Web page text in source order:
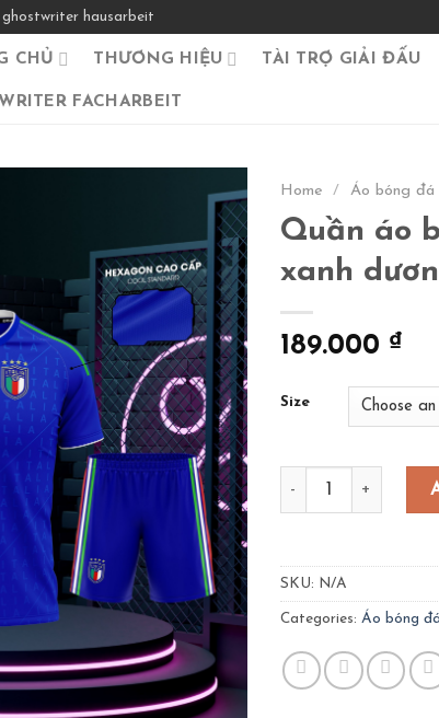
ghostwriter hausarbeit
CHỦ THƯƠNG HIỆU TÀI TRỢ GIẢI ĐẤU
FACHARBEIT
Home / Áo bóng đá
Quần áo
xanh
189.000 ₫
Size
Quần áo bóng đá
SKU: N/A
Categories: Áo bóng